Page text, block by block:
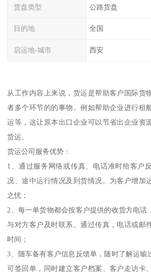
货盘类型 公路货盘
目的地 全国
启运地-城市 西安
从工作内容上来说，货运是帮助客户国际货
者多个环节的的事物。例如帮助企业进行租
运等，这让原本出口企业可以节省出企业资
货运。
货运公司服务优势：
1、通过服务网络或传真、电话准时给客户
况、途中运行情况及到货情况。为客户增加
之忧；
2、每一单货物都会按客户提供的收货方电话
与对方客户及时联系。通过传真，电话或邮
时间；
3、随车备有客户信息反馈单，随时了解运输
可签回单，同时建立客户档案、客户走访卡